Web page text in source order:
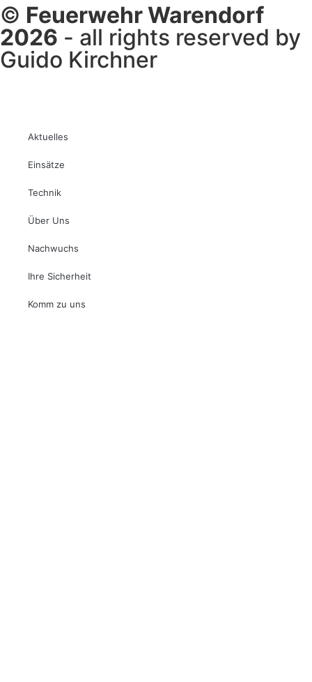
© Feuerwehr Warendorf
2026 - all rights reserved by
Guido Kirchner
Aktuelles
Einsätze
Technik
Über Uns
Nachwuchs
Ihre Sicherheit
Komm zu uns